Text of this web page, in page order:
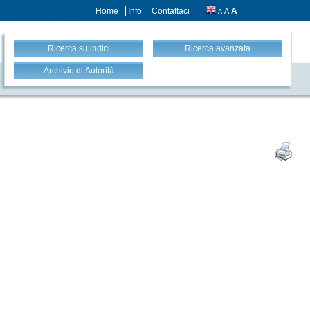
Home Info Contattaci A A A
Ricerca su indici Ricerca avanzata
Archivio di Autorità